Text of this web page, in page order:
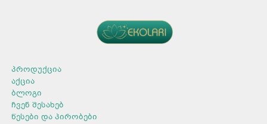
პროდუქცია
აქცია
ბლოგი
ჩვენ შესახებ
წესები და პირობები